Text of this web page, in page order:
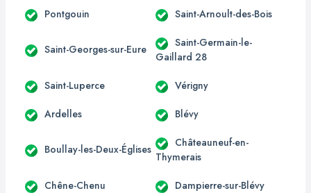
Pontgouin Saint-Arnoult-des-Bois
Saint-Georges-sur-Eure
Saint-Germain-le-
Gaillard 28
Saint-Luperce Vérigny
Ardelles Blévy
Boullay-les-Deux-Églises
Châteauneuf-en-
Thymerais
Chêne-Chenu Dampierre-sur-Blévy